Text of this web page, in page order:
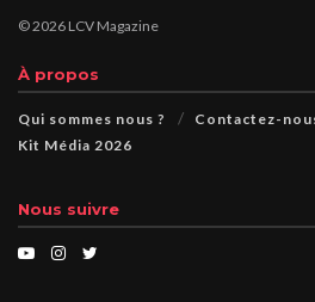
© 2026 LCV Magazine
À propos
Qui sommes nous ? Contactez-
Kit Média 2026
Nous suivre